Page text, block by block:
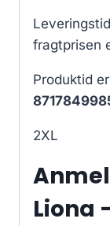
fragtprisen
Produktid er
2XL
Liona